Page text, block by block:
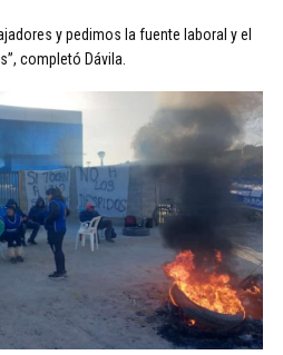
y pedimos la fuente laboral y el
completó Dávila.